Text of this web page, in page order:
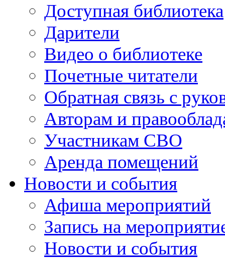
Доступная библиотека
Дарители
Видео о библиотеке
Почетные читатели
Обратная связь с
Авторам и
Участникам СВО
Аренда помещений
Новости и события
Афиша мероприятий
Запись на
Новости и события